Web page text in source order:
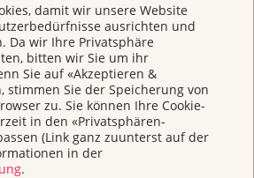
damit wir unsere Website
ausrichten und
Da wir Ihre Privatsphäre
bitten wir Sie um ihr
Sie auf «Akzeptieren &
stimmen Sie der Speicherung von
zu. Sie können Ihre Cookie-
in den «Privatsphären-
(Link ganz zuunterst auf der
in der
.